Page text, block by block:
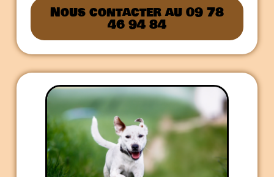
Nous contacter au 09 78
46 94 84